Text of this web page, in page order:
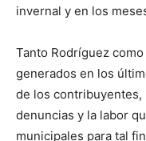
invernal y en los
Tanto Rodríguez
generados en los
de los contribuyentes,
denuncias y la labor
municipales para tal